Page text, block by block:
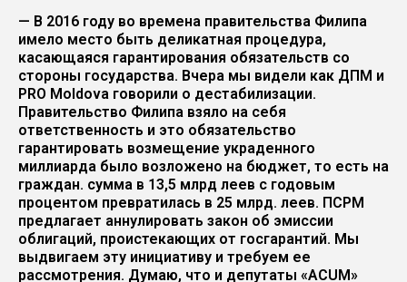
— В 2016 году во времена правительства Филипа
имело место быть деликатная процедура,
касающаяся гарантирования обязательств со
стороны государства. Вчера мы видели как ДПМ и
PRO Moldova говорили о дестабилизации.
Правительство Филипа взяло на себя
ответственность и это обязательство
гарантировать возмещение украденного
миллиарда было возложено на бюджет, то есть на
граждан. сумма в 13,5 млрд леев с годовым
процентом превратилась в 25 млрд. леев. ПСРМ
предлагает аннулировать закон об эмиссии
облигаций, проистекающих от госгарантий. Мы
выдвигаем эту инициативу и требуем ее
рассмотрения. Думаю, что и депутаты «ACUM»